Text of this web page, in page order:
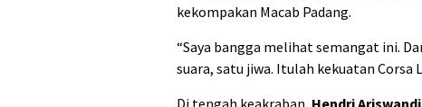
kekompakan Macab Padang.
“Saya bangga melihat semangat ini.
suara, satu jiwa. Itulah kekuatan Corsa
Di tengah keakraban, Hendri Ariswandi